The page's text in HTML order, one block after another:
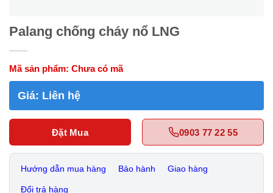
Palang chống cháy nổ LNG
Mã sản phẩm: Chưa có mã
Giá: Liên hệ
Đặt Mua 0903 77 22 55
Hướng dẫn mua hàng Bảo hành Giao hàng
Đổi trả hàng